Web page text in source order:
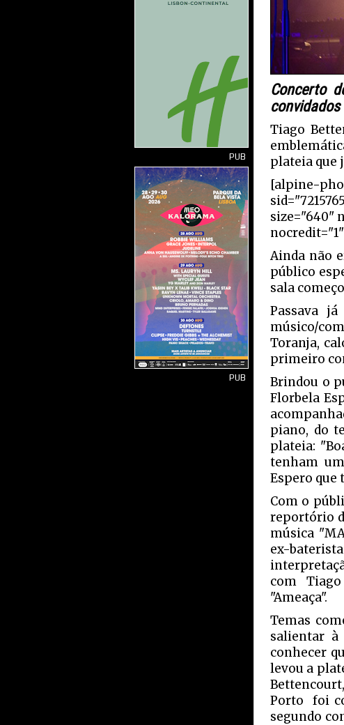
PUB
PUB
Concerto
convidados
Tiago
plateia que
[alpine-
size="640"
Ainda não
público
sala
Passava
músico/
Toranja,
primeiro
Brindou o
Florbela
piano, do
plateia:
tenham
Espero que
Com o
reportório
música
ex-
com
"Ameaça".
Temas
salientar à
conhecer
levou a
Porto foi
segundo